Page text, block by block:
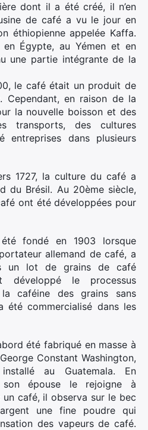
dont il a été créé, il n’en
de café a vu le jour en
éthiopienne appelée Kaffa.
en Égypte, au Yémen et en
une partie intégrante de la
le café était un produit de
Cependant, en raison de la
la nouvelle boisson et des
transports, des cultures
entreprises dans plusieurs
1727, la culture du café a
du Brésil. Au 20ème siècle,
ont été développées pour
fondé en 1903 lorsque
allemand de café, a
un lot de grains de café
développé le processus
caféine des grains sans
été commercialisé dans les
été fabriqué en masse à
Constant Washington,
au Guatemala. En
son épouse le rejoigne à
un café, il observa sur le bec
une fine poudre qui
des vapeurs de café.